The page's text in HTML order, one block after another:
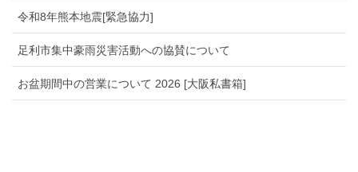
令和8年熊本地震[緊急協力]
足利市集中豪雨災害活動への協賛について
お盆期間中の営業について 2026 [大阪私書箱]